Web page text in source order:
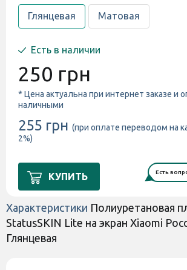
Глянцевая Матовая
Есть в наличии
250 грн
* Цена актуальна при интернет заказе и
наличными
255 грн (при оплате переводом на
2%)
КУПИТЬ Есть
Характеристики Полиуретановая
StatusSKIN Lite на экран Xiaomi
Глянцевая